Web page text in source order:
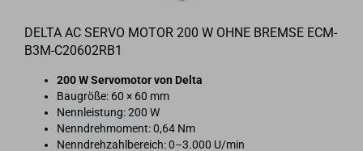
DELTA AC SERVO MOTOR 200 W OHNE BREM­SE ECM-​
B3M-​C20602RB1
200 W Ser­vo­mo­tor von Delta
Bau­grö­ße: 60 × 60 mm
Nenn­leis­tung: 200 W
Nenn­dreh­mo­ment: 0,64 Nm
Nenn­dreh­zahl­be­reich: 0–3.000 U/min